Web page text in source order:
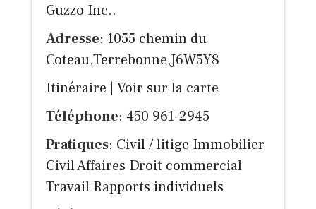
Guzzo Inc..
Adresse: 1055 chemin du
Coteau,Terrebonne,J6W5Y8
Itinéraire
Voir sur la carte
Téléphone: 450 961-2945
Pratiques: Civil / litige Immobilier
Civil Affaires Droit commercial
Travail Rapports individuels